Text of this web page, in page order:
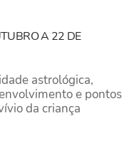
A 22 DE
astrológica,
e pontos
da criança